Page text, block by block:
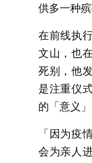
供多一种殡
在前线执
文山，也
死别，他
是注重仪
的「意义」
「因为疫
会为亲人